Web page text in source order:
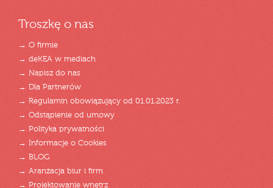
Troszkę o nas
→ O firmie
→ deKEA w mediach
→ Napisz do nas
→ Dla Partnerów
→ Regulamin obowiązujący od 01.01.2023 r.
→ Odstąpienie od umowy
→ Polityka prywatności
→ Informacje o Cookies
→ BLOG
→ Aranżacja biur i firm
→ Projektowanie wnętrz